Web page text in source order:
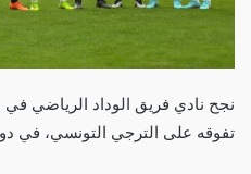
نجح نادي فريق الوداد الرياضي في
تفوقه على الترجي التونسي، في